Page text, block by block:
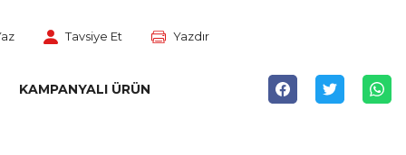
Tavsiye Et Yazdır
KAMPANYALI ÜRÜN